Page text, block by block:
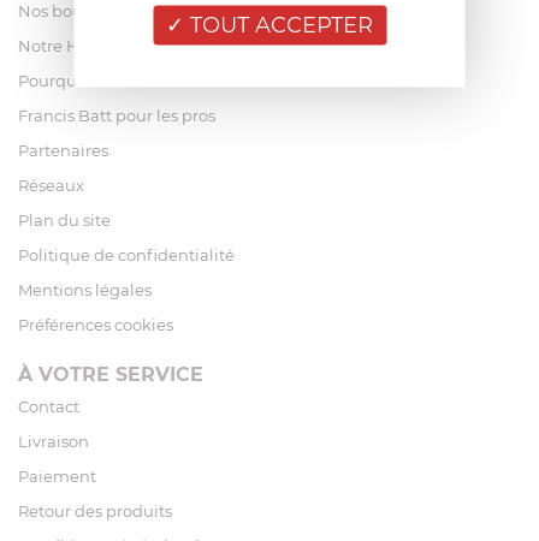
Nos boutiques
Notre Histoire
Pourquoi acheter chez Francis Batt ?
Francis Batt pour les pros
Partenaires
Réseaux
Plan du site
Politique de confidentialité
Mentions légales
Préférences cookies
À VOTRE SERVICE
Contact
Livraison
Paiement
Retour des produits
TOUT ACCEPTER